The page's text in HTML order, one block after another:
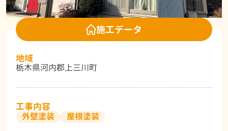
施工データ
地域
栃木県河内郡上三川町
工事内容
外壁塗装 屋根塗装